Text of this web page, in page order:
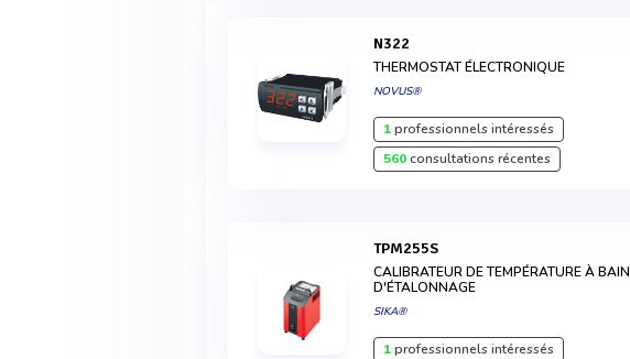
N322
THERMOSTAT ÉLECTRONIQUE
NOVUS®
1professionnels intéressés
560consultations récentes
TPM255S
CALIBRATEUR DE TEMPÉRATURE À BAIN
D'ÉTALONNAGE
SIKA®
1professionnels intéressés